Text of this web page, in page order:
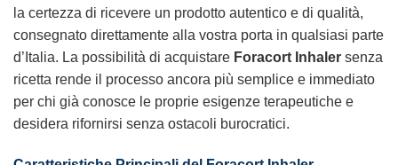
la certezza di ricevere un prodotto autentico e di qualità,
consegnato direttamente alla vostra porta in qualsiasi parte
d’Italia. La possibilità di acquistare Foracort Inhaler senza
ricetta rende il processo ancora più semplice e immediato
per chi già conosce le proprie esigenze terapeutiche e
desidera rifornirsi senza ostacoli burocratici.